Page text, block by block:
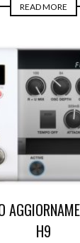
READ MORE
H9